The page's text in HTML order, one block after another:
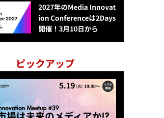
2027年のMedia Innovat
ion Conferenceは2Days
開催！3月10日から
ピックアップ